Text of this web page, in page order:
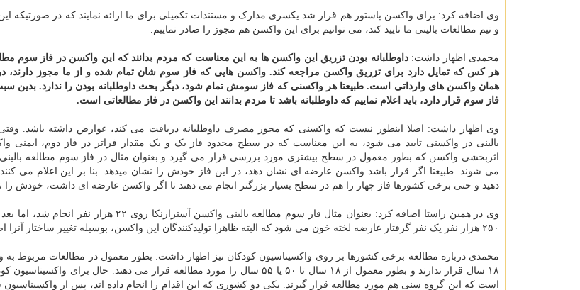
وی اضافه کرد: برای واکسن پاستور هم قرار شد یکسری مدارک و مستندات تکمیلی برای ما ارائه نمایند که در صورتیکه این
و تیم مطالعات بالینی ما تایید کند، می توانیم برای این واکسن هم مجوز را صادر نماییم.
محمدی اظهار داشت:داوطلبانه بودن تزریق این واکسن ها به این معناست که مردم بدانند که این واکسن در فاز سوم
هر کس که تمایل دارد برای تزریق واکسن مراجعه کند. واکسن هایی که فاز سوم شان تمام شده و از ما مجوز دارند،
همان واکسن های وارداتی است. طبیعتا هر واکسنی که فاز سومش تمام شود، دیگر بحث داوطلبانه بودن را ندارد. بدین
فاز سوم قرار دارد، باید اعلام نماییم که داوطلبانه باشد تا مردم بدانند این واکسن در فاز مطالعاتی است.
وی اظهار داشت: اصلا اینطور نیست که واکسنی که مجوز مصرف داوطلبانه دریافت می کند، عوارض داشته باشد.
بالینی در واکسنی تایید می شود، به این معناست که در سطح محدود فاز یک و یک مقدار فراتر در فاز دوم، ایمنی
می شوند. طبیعتا اگر قرار باشد واکسن عارضه ای نشان دهد، در این فاز خودش را نشان میدهد. بنا بر این اعلام می
دهید و حتی برخی کشورها فاز چهار را هم در سطح بسیار بزرگتر انجام می دهند تا اگر واکسن عارضه ای داشت، خودش را
وی در همین راستا اضافه کرد: بعنوان مثال فاز سوم مطالعه بالینی واکسن
۲۵۰ هزار نفر یک نفر گرفتار عارضه لخته خون می شود که البته ظاهرا تولیدکنندگان این واکسن، بوسیله تغییر ساختار آنرا اصلاح کردند.
محمدی درباره مطالعه برخی کشورها بر روی واکسیناسیون کودکان نیز اظهار داشت: بطور معمول در مطالعات مربوط به
۱۸ سال قرار ندارند و بطور معمول از ۱۸ سال تا ۵۰ یا ۵۵ سال را مورد مطالعه قرار می دهند. حال برای
است که این گروه سنی هم مورد مطالعه قرار گیرند. یکی دو کشوری که این اقدام را انجام داده اند، پس از